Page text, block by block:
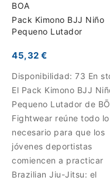
BOA
Pack Kimono BJJ Niño
Pequeno Lutador
45,32 €
Disponibilidad: 73 En
El Pack Kimono BJJ
Pequeno Lutador de
Fightwear reúne todo lo
necesario para que los
jóvenes deportistas
comiencen a practicar
Brazilian Jiu-Jitsu: el